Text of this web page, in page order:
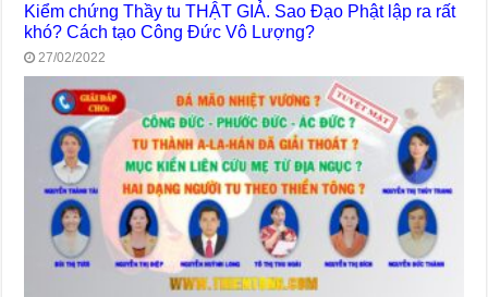
Kiểm chứng Thầy tu THẬT GIẢ. Sao Đạo Phật lập ra rất
khó? Cách tạo Công Đức Vô Lượng?
27/02/2022